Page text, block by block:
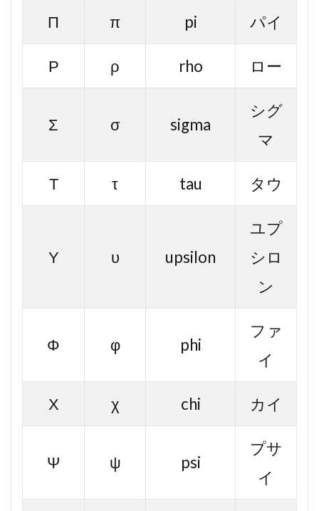
Π π pi パイ
Ρ ρ rho ロー
Σ σ sigma
シグ
マ
Τ τ tau タウ
Υ υ upsilon
ユプ
シロ
ン
Φ φ phi
ファ
イ
Χ χ chi カイ
Ψ ψ psi
プサ
イ